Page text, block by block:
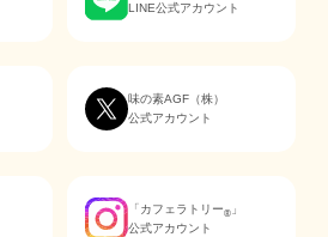
LINE公式アカウント
味の素AGF（株）
公式アカウント
「カフェラトリー® 」
公式アカウント